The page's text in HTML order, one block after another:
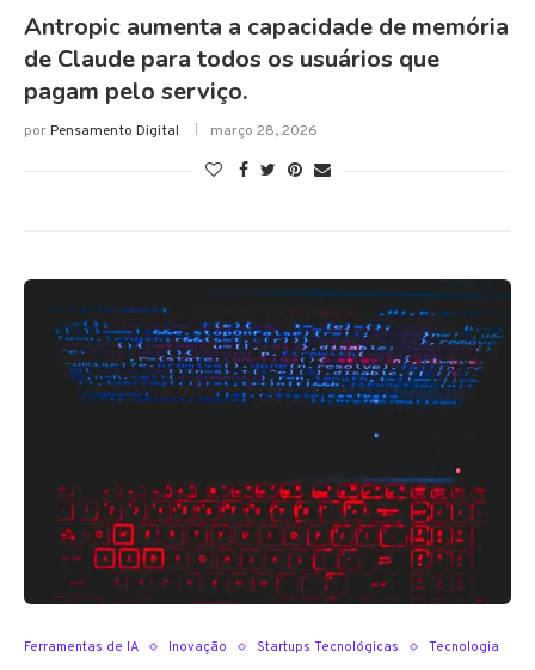
Antropic aumenta a capacidade de memória
de Claude para todos os usuários que
pagam pelo serviço.
porPensamento Digital março 28, 2026
Ferramentas de IA Inovação Startups Tecnológicas Tecnologia